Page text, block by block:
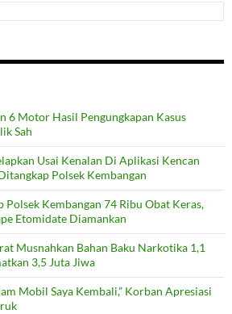
6 Motor Hasil Pengungkapan Kasus
Sah
Usai Kenalan Di Aplikasi Kencan
Polsek Kembangan
Polsek Kembangan 74 Ribu Obat Keras,
Etomidate Diamankan
Musnahkan Bahan Baku Narkotika 1,1
3,5 Juta Jiwa
Mobil Saya Kembali,” Korban Apresiasi